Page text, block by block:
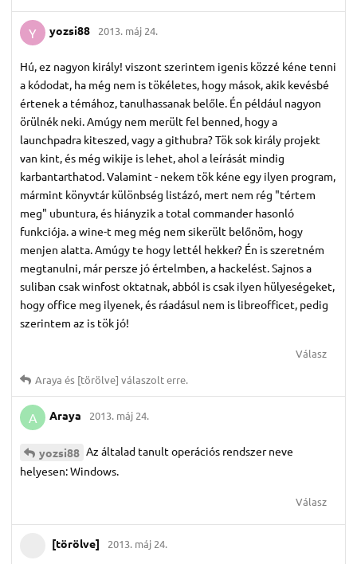
Y yozsi88 2013. máj 24.
Hú, ez nagyon király! viszont szerintem igenis közzé kéne tenni
a kódodat, ha még nem is tökéletes, hogy mások, akik kevésbé
értenek a témához, tanulhassanak belőle. Én például nagyon
örülnék neki. Amúgy nem merült fel benned, hogy a
launchpadra kiteszed, vagy a githubra? Tök sok király projekt
van kint, és még wikije is lehet, ahol a leírását mindig
karbantarthatod. Valamint - nekem tök kéne egy ilyen program,
mármint könyvtár különbség listázó, mert nem rég "tértem
meg" ubuntura, és hiányzik a total commander hasonló
funkciója. a wine-t meg még nem sikerült belőnöm, hogy
menjen alatta. Amúgy te hogy lettél hekker? Én is szeretném
megtanulni, már persze jó értelmben, a hackelést. Sajnos a
suliban csak winfost oktatnak, abból is csak ilyen hülyeségeket,
hogy office meg ilyenek, és ráadásul nem is libreofficet, pedig
szerintem az is tök jó!
Válasz
Araya és [törölve] válaszolt erre.
A Araya 2013. máj 24.
yozsi88 Az általad tanult operációs rendszer neve
helyesen: Windows.
Válasz
[törölve] 2013. máj 24.